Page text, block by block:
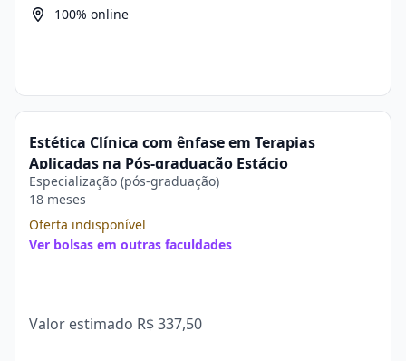
100% online
Estética Clínica com ênfase em Terapias
Aplicadas na Pós-graduação Estácio
Especialização (pós-graduação)
18 meses
Oferta indisponível
Ver bolsas em outras faculdades
Valor estimado R$ 337,50